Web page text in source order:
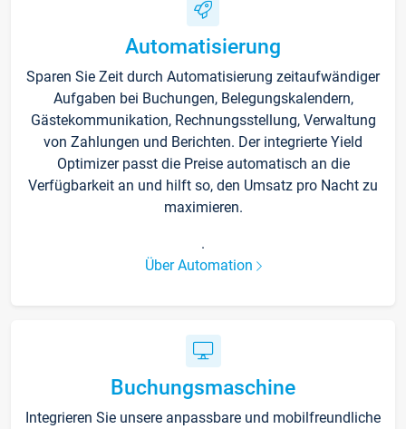
Automatisierung
Sparen Sie Zeit durch Automatisierung zeitaufwändiger
Aufgaben bei Buchungen, Belegungskalendern,
Gästekommunikation, Rechnungsstellung, Verwaltung
von Zahlungen und Berichten. Der integrierte Yield
Optimizer passt die Preise automatisch an die
Verfügbarkeit an und hilft so, den Umsatz pro Nacht zu
maximieren.
.
Über Automation
Buchungsmaschine
Integrieren Sie unsere anpassbare und mobilfreundliche